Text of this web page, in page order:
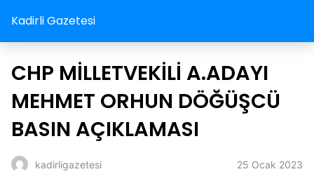
Kadirli Gazetesi
CHP MİLLETVEKİLİ A.ADAYI
MEHMET ORHUN DÖĞÜŞCÜ
BASIN AÇIKLAMASI
kadirligazetesi 25 Ocak 2023